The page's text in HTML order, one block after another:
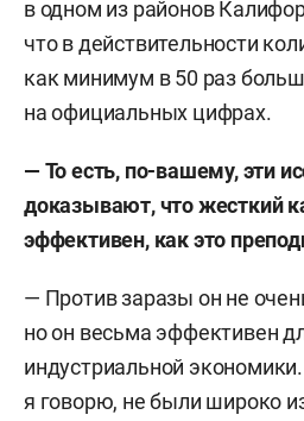
в одном из районов
что в действительности
как минимум в 50 раз
на официальных цифрах.
— То есть, по-вашему, эти
доказывают, что жесткий
эффективен, как это
— Против заразы он не
но он весьма эффективен
индустриальной
я говорю, не были широко